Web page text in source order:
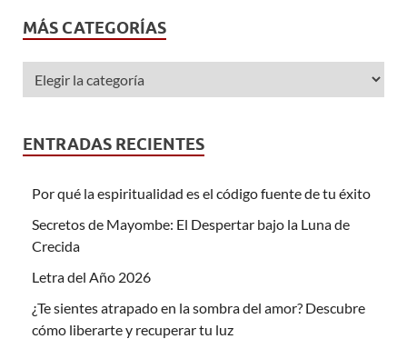
MÁS CATEGORÍAS
ENTRADAS RECIENTES
Por qué la espiritualidad es el código fuente de tu éxito
Secretos de Mayombe: El Despertar bajo la Luna de
Crecida
Letra del Año 2026
¿Te sientes atrapado en la sombra del amor? Descubre
cómo liberarte y recuperar tu luz